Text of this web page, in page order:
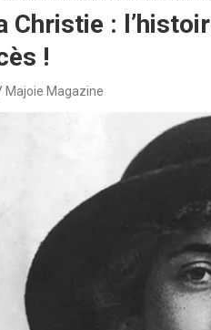
Christie :
!
Majoie Magazine